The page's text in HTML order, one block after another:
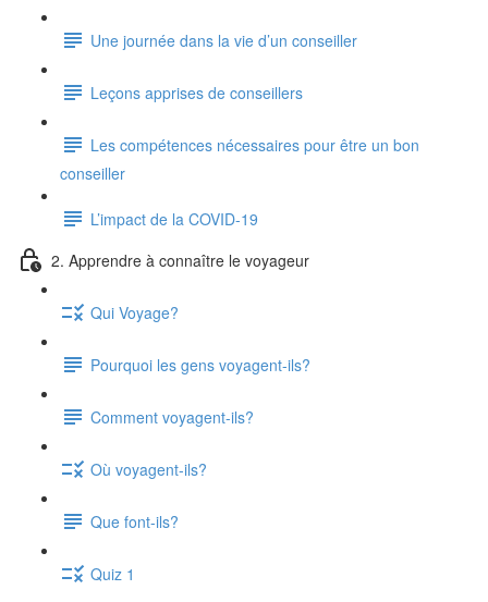
Une journée dans la vie d’un conseiller
Leçons apprises de conseillers
Les compétences nécessaires pour être un bon
conseiller
L’impact de la COVID-19
2. Apprendre à connaître le voyageur
Qui Voyage?
Pourquoi les gens voyagent-ils?
Comment voyagent-ils?
Où voyagent-ils?
Que font-ils?
Quiz 1